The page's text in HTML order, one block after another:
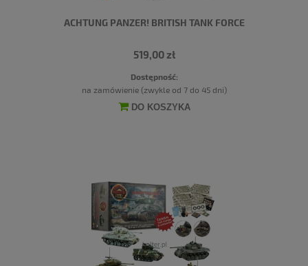
ACHTUNG PANZER! BRITISH TANK FORCE
519,00 zł
Dostępność:
na zamówienie (zwykle od 7 do 45 dni)
DO KOSZYKA